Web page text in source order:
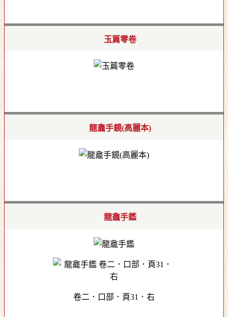
玉篇零卷
龍龕手鏡(高麗本)
龍龕手鑑
卷二．口部．頁31．右